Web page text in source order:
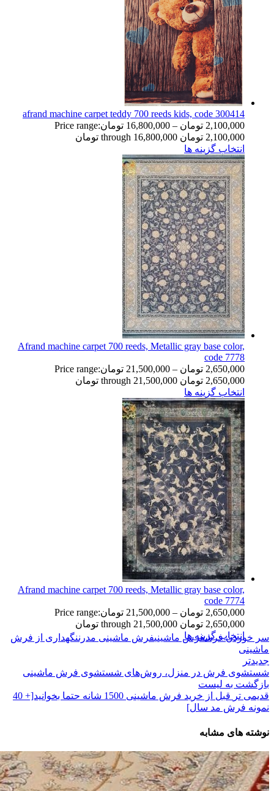
afrand machine carpet teddy 700 reeds kids, code 300414
2,100,000 تومان –
16,800,000 تومانPrice range:
2,100,000 تومان through 16,800,000 تومان
انتخاب گزینه ها
Afrand machine carpet 700 reeds, Metallic gray base color,
code 7778
2,650,000 تومان –
21,500,000 تومانPrice range:
2,650,000 تومان through 21,500,000 تومان
انتخاب گزینه ها
Afrand machine carpet 700 reeds, Metallic gray base color,
code 7774
2,650,000 تومان –
21,500,000 تومانPrice range:
2,650,000 تومان through 21,500,000 تومان
انتخاب گزینه ها
سر خوردن فرشفرش ماشینیفرش ماشینی مدرننگهداری از فرش
ماشینی
جدیدتر
شستشوی فرش در منزل، روش‌های شستشوی فرش ماشینی
بازگشت به لیست
قدیمی تر
قبل از خرید فرش ماشینی 1500 شانه حتما بخوانید[+ 40
نمونه فرش مد سال]
نوشته های مشابه